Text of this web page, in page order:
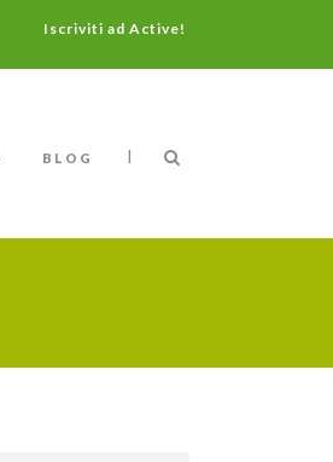
Iscriviti ad Active!
BLOG |